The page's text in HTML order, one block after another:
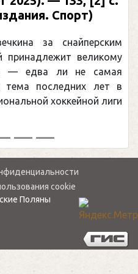
Спорт)
за снайперским
великому
— едва ли не самая
тема последних лет в
хоккейной лиги
cookie
Поляны